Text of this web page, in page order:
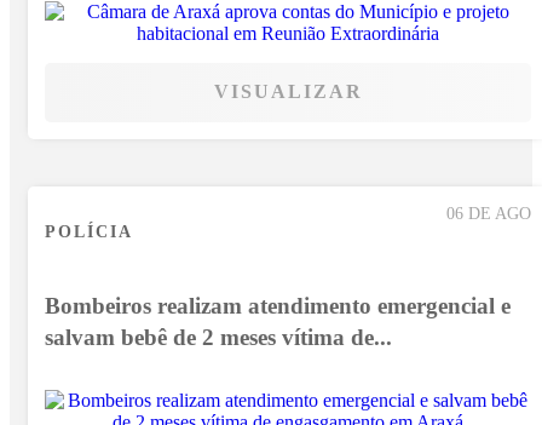
VISUALIZAR
06 DE AGO
POLÍCIA
Bombeiros realizam atendimento emergencial e
salvam bebê de 2 meses vítima de...